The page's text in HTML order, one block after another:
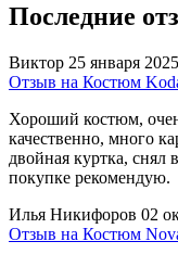
Последние
Виктор 25 января 2025
Отзыв на Костюм
Хороший костюм,
качественно, много
двойная куртка, снял
покупке рекомендую.
Илья Никифоров 02
Отзыв на Костюм